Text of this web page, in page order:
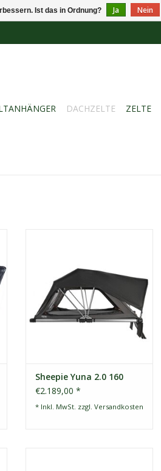
DACHZELTE ZELTE
einfach aufzubauen.
ZUM WARENKORB HINZUFÜGEN
Sheepie Yuna 2.0 160
€2.189,00 *
* Inkl. MwSt. zzgl. Versandkosten
Ist das in Ordnung? Ja Nein